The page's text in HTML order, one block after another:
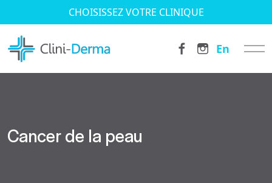
CHOISISSEZ VOTRE CLINIQUE
En
Cancer de la peau